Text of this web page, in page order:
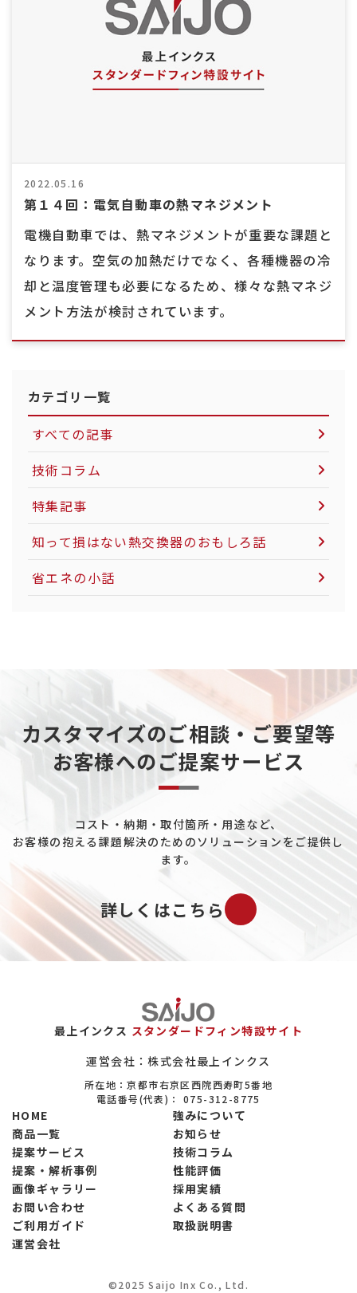
2022.05.16
第１４回：電気自動車の熱マネジメント
電機自動車では、熱マネジメントが重要な課題と
なります。空気の加熱だけでなく、各種機器の冷
却と温度管理も必要になるため、様々な熱マネジ
メント方法が検討されています。
カテゴリ一覧
すべての記事
技術コラム
空気圧制御機器について
LNG市場について
重工業分野について
データセンターについて
ペルチェ素子について
工場ユーティリティ配管について
既設プラントの配管冷却について
バイオマス市場について
ガスについて
保全（メンテナンス）市場について
ヒートシンクについて
設備系商社について
大学・公的研究機関の実験設備について
省エネ関連市場について
製菓市場について
製粉市場について
調味料市場について
冷凍食品市場について
特集記事
知って損はない熱交換器のおもしろ話
省エネの小話
カスタマイズのご相談・ご要望等
お客様へのご提案サービス
コスト・納期・取付箇所・用途など、
お客様の抱える課題解決のためのソリューションをご提供し
ます。
詳しくはこちら
最上インクス スタンダードフィン特設サイト
運営会社：株式会社最上インクス
所在地：京都市右京区西院西寿町5番地
電話番号(代表)：075-312-8775
HOME
強みについて
商品一覧
お知らせ
提案サービス
技術コラム
提案・解析事例
性能評価
画像ギャラリー
採用実績
お問い合わせ
よくある質問
ご利用ガイド
取扱説明書
運営会社
©2025 Saijo Inx Co., Ltd.